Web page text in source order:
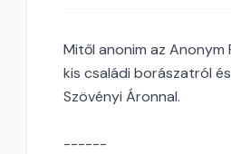
Mitől anonim az
kis családi borászatról
Szövényi Áronnal.
------